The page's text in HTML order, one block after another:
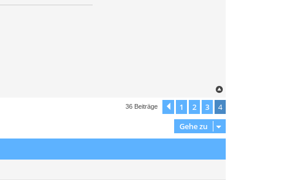
h
o
e
36 Beiträge Vorherige
1 2 3 4
Gehe zu